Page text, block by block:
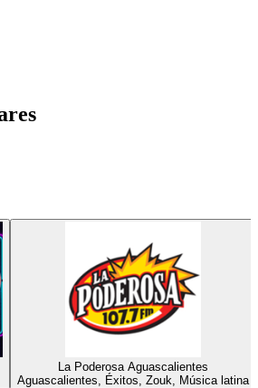
La Poderosa Aguascalientes
Aguascalientes, Éxitos, Zouk, Música latina